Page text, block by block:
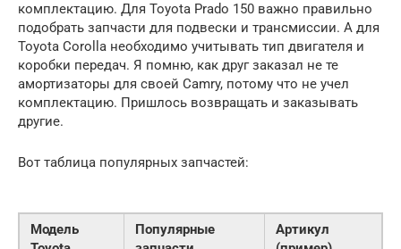
комплектацию. Для Toyota Prado 150 важно правильно
подобрать запчасти для подвески и трансмиссии. А для
Toyota Corolla необходимо учитывать тип двигателя и
коробки передач. Я помню, как друг заказал не те
амортизаторы для своей Camry, потому что не учел
комплектацию. Пришлось возвращать и заказывать
другие.
Вот таблица популярных запчастей:
Модель
Популярные
Артикул